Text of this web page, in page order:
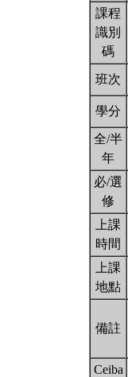
課程
識別
碼
班次
學分
全/半
年
必/選
修
上課
時間
上課
地點
備註
Ceiba